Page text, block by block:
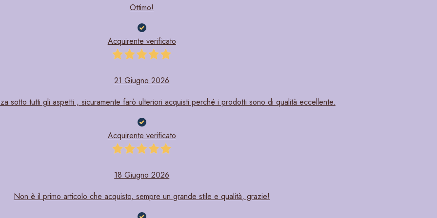
Ottimo!
Acquirente verificato
21 Giugno 2026
sotto tutti gli aspetti , sicuramente farò ulteriori acquisti perché i prodotti sono di qualità eccellente.
Acquirente verificato
18 Giugno 2026
Non è il primo articolo che acquisto, sempre un grande stile e qualità, grazie!